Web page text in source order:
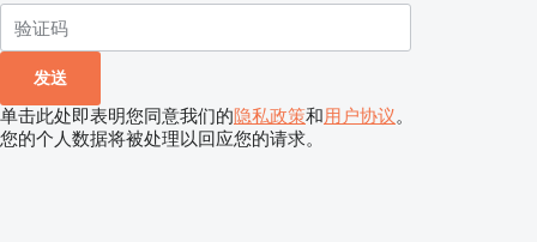
单击此处即表明您同意我们的隐私政策和用户协议。
您的个人数据将被处理以回应您的请求。